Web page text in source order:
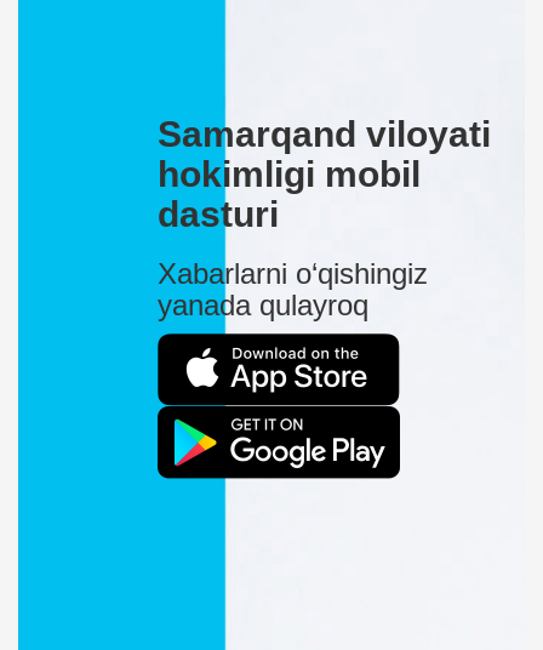
Samarqand viloyati
hokimligi mobil
dasturi
Xabarlarni o‘qishingiz
yanada qulayroq